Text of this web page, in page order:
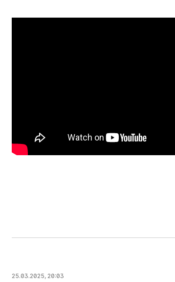
25.03.2025, 20:03